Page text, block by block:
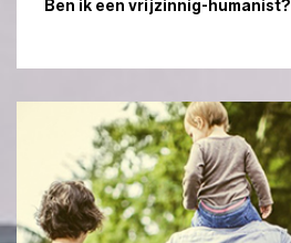
Ben ik een vrijzinnig-humanist?